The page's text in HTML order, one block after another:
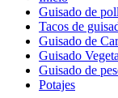
Guisado de
Tacos de
Guisado de
Guisado
Guisado de
Potajes